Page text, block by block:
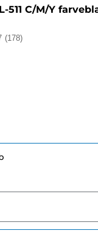
511 C/M/Y
(178)